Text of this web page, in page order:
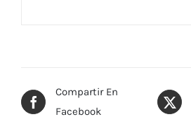
Compartir En
Facebook